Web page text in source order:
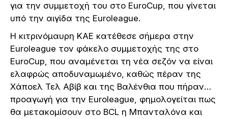
για την συμμετοχή του στο EuroCup, που γίνεται
υπό την αιγίδα της Euroleague.
Η κιτρινόμαυρη ΚΑΕ κατέθεσε σήμερα στην
Euroleague τον φάκελο συμμετοχής της στο
EuroCup, που αναμένεται τη νέα σεζόν να είναι
ελαφρώς αποδυναμωμένο, καθώς πέραν της
Χάποελ Τελ Αβίβ και της Βαλένθια που πήραν…
προαγωγή για την Euroleague, φημολογείται πως
θα μετακομίσουν στο BCL η Μπανταλόνα και